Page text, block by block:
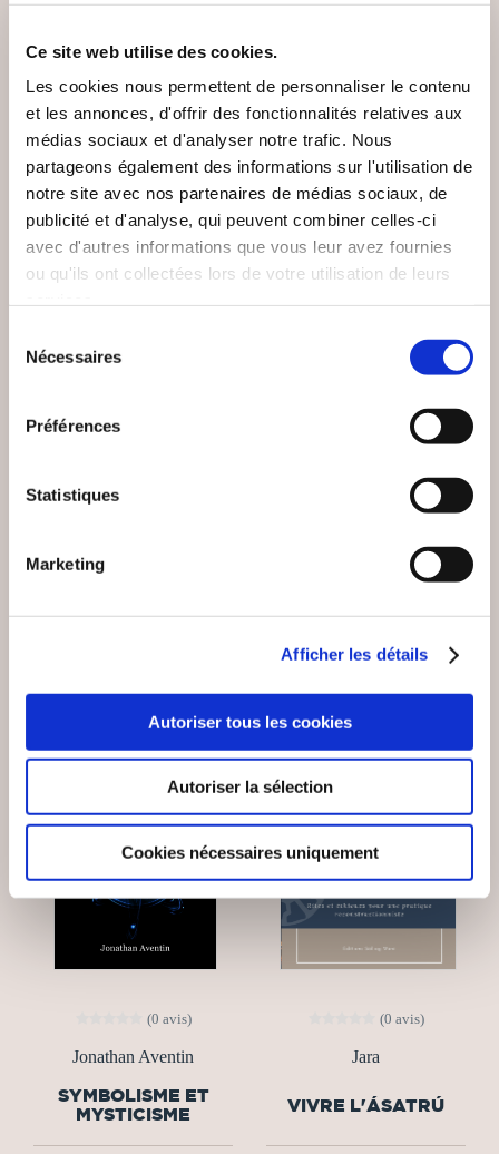
Ce site web utilise des cookies.
Les cookies nous permettent de personnaliser le contenu
et les annonces, d'offrir des fonctionnalités relatives aux
médias sociaux et d'analyser notre trafic. Nous
partageons également des informations sur l'utilisation de
notre site avec nos partenaires de médias sociaux, de
publicité et d'analyse, qui peuvent combiner celles-ci
avec d'autres informations que vous leur avez fournies
ou qu'ils ont collectées lors de votre utilisation de leurs
Nécessaires
Préférences
Statistiques
Marketing
Afficher les détails
Autoriser tous les cookies
Autoriser la sélection
Cookies nécessaires uniquement
VOUS AIMEREZ AUSSI
MANUEL DU SACRÉ
Religions & spiritualité
24€90
(0 avis)
PISTES POUR
Religions & spiritualité
9€91
(0 avis)
Jonathan Aventin
SYMBOLISME ET
MYSTICISME
(0 avis)
Jara
VIVRE L'ÁSATRÚ